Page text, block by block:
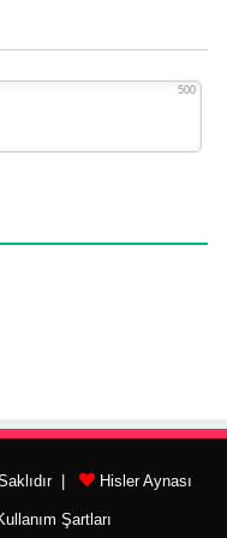
500
| Hisler Aynası
Şartları